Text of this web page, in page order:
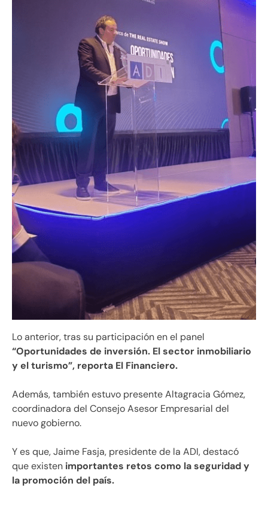
Lo anterior, tras su participación en el panel
“Oportunidades de inversión. El sector inmobiliario
y el turismo”, reporta El Financiero.
Además, también estuvo presente Altagracia Gómez,
coordinadora del Consejo Asesor Empresarial del
nuevo gobierno.
Y es que, Jaime Fasja, presidente de la ADI, destacó
que existen importantes retos como la seguridad y
la promoción del país.